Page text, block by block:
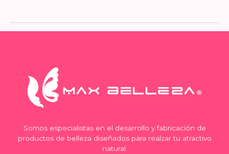
Somos especialistas en el desarrollo y fabricación de
productos de belleza diseñados para realzar tu atractivo
natural.